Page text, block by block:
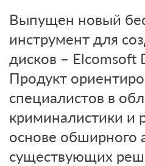
Выпущен новый
инструмент для
дисков – Elcomsoft
Продукт
специалистов в
криминалистики и
основе обширного
существующих